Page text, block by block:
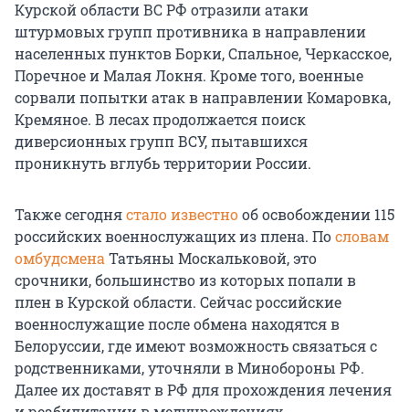
Курской области ВС РФ отразили атаки
штурмовых групп противника в направлении
населенных пунктов Борки, Спальное, Черкасское,
Поречное и Малая Локня. Кроме того, военные
сорвали попытки атак в направлении Комаровка,
Кремяное. В лесах продолжается поиск
диверсионных групп ВСУ, пытавшихся
проникнуть вглубь территории России.
Также сегоднястало известнооб освобождении 115
российских военнослужащих из плена. Пословам
омбудсмена Татьяны Москальковой, это
срочники, большинство из которых попали в
плен в Курской области. Сейчас российские
военнослужащие после обмена находятся в
Белоруссии, где имеют возможность связаться с
родственниками, уточняли в Минобороны РФ.
Далее их доставят в РФ для прохождения лечения